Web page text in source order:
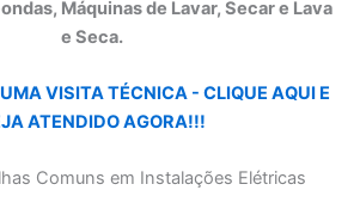
Máquinas de Lavar, Secar e Lava
e Seca.
VISITA TÉCNICA - CLIQUE AQUI E
ATENDIDO AGORA!!!
Comuns em Instalações Elétricas